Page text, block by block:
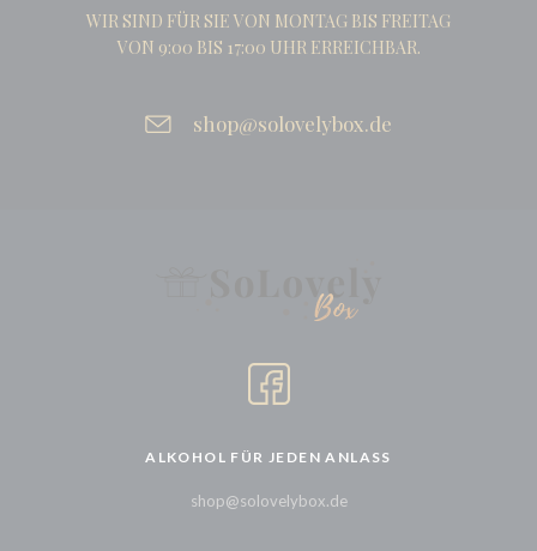
WIR SIND FÜR SIE VON MONTAG BIS FREITAG
VON 9:00 BIS 17:00 UHR ERREICHBAR.
shop@solovelybox.de
ALKOHOL FÜR JEDEN ANLASS
shop@solovelybox.de